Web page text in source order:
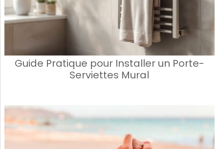
Guide Pratique pour Installer un Porte-
Serviettes Mural